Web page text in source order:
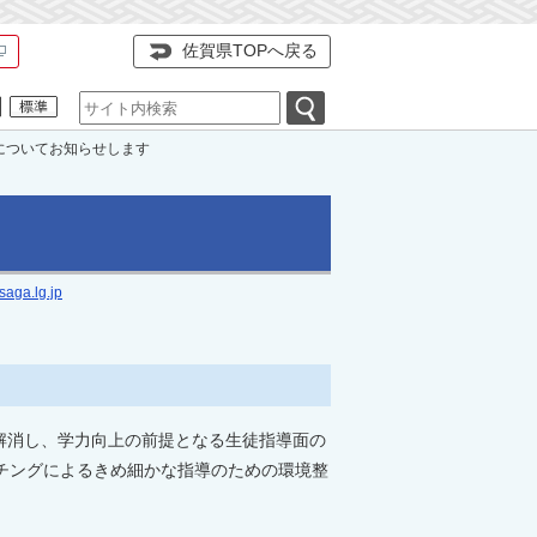
佐賀県TOPへ戻る
ついてお知らせします
し、学力向上の前提となる生徒指導面の
グによるきめ細かな指導のための環境整